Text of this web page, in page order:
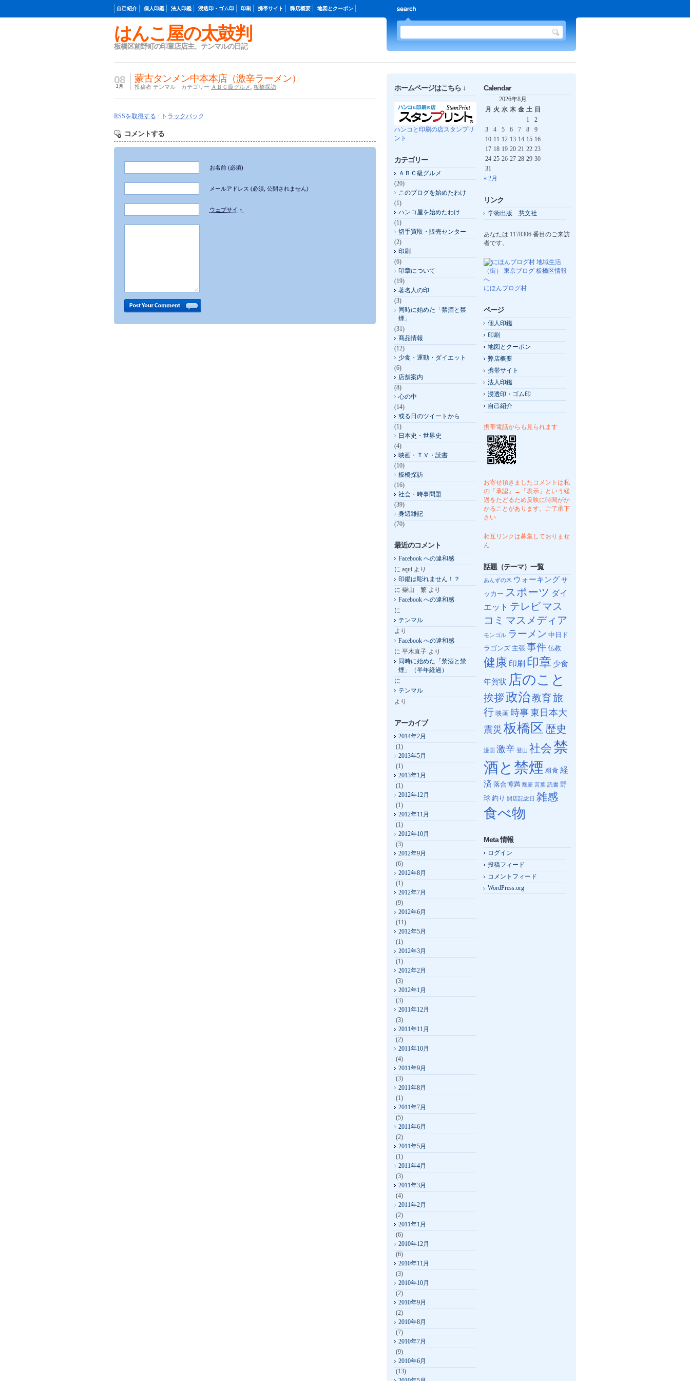
はんこ屋の太鼓判
板橋区前野町の印章店店主、テンマルの日記
自己紹介 個人印鑑 法人印鑑 浸透印・ゴム印 印刷 携帯サイト 弊店概要 地図とクーポン
蒙古タンメン中本本店（激辛ラーメン）
08
2月 投稿者 テンマル カテゴリー ＡＢＣ級グルメ 板橋探訪
RSSを取得する · トラックバック
コメントする
お名前 (必須)
メールアドレス (必須, 公開されません)
ウェブサイト
ホームページはこちら ↓
ハンコと印刷の店スタンプリ
ント
カテゴリー
ＡＢＣ級グルメ
(20)
このブログを始めたわけ
(1)
ハンコ屋を始めたわけ
(1)
切手買取・販売センター
(2)
印刷
(6)
印章について
(19)
著名人の印
(3)
同時に始めた「禁酒と禁
煙」
(31)
商品情報
(12)
少食・運動・ダイエット
(6)
店舗案内
(8)
心の中
(14)
或る日のツイートから
(1)
日本史・世界史
(4)
映画・ＴＶ・読書
(10)
板橋探訪
(16)
社会・時事問題
(39)
身辺雑記
(70)
最近のコメント
Facebook への違和感
に aqui より
印鑑は彫れません！？
に 柴山 繁 より
Facebook への違和感
に
テンマル
より
Facebook への違和感
に 平木直子 より
同時に始めた「禁酒と禁
煙」（半年経過）
に
テンマル
より
アーカイブ
2014年2月
(1)
2013年5月
(1)
2013年1月
(1)
2012年12月
(1)
2012年11月
(1)
2012年10月
(3)
2012年9月
(6)
2012年8月
(1)
2012年7月
(9)
2012年6月
(11)
2012年5月
(1)
2012年3月
(1)
2012年2月
(3)
2012年1月
(3)
2011年12月
(3)
2011年11月
(2)
2011年10月
(4)
2011年9月
(3)
2011年8月
(1)
2011年7月
(5)
2011年6月
(2)
2011年5月
(1)
2011年4月
(3)
2011年3月
(4)
2011年2月
(2)
2011年1月
(6)
2010年12月
(6)
2010年11月
(3)
2010年10月
(2)
2010年9月
(2)
2010年8月
(7)
2010年7月
(9)
2010年6月
(13)
Calendar
2026年8月
月 火 水 木 金 土 日
1
2
3
4 5 6 7 8
9
10 11 12 13 14 15 16
17 18 19 20 21 22 23
24 25 26 27 28 29 30
31
« 2月
リンク
学術出版 慧文社
あなたは 1178306 番目のご来訪
者です。
にほんブログ村
ページ
個人印鑑
印刷
地図とクーポン
弊店概要
携帯サイト
法人印鑑
浸透印・ゴム印
自己紹介
携帯電話からも見られます
お寄せ頂きましたコメントは私
の「承認」→「表示」という経
過をたどるため反映に時間がか
かることがあります。ご了承下
さい
相互リンクは募集しておりませ
ん
話題（テーマ）一覧
あんずの木 ウォーキング サ
ッカー スポーツ ダイ
エット テレビマス
コミ マスメディア
モンゴル ラーメン 中日ド
ラゴンズ 主張 事件 仏教
健康 印刷 印章 少食
年賀状 店のこと
挨拶政治教育旅
行 映画 時事東日本大
震災 板橋区 歴史
漫画 激辛 登山 社会 禁
酒と禁煙 粗食 経
済 落合博満 蕎麦 言葉 読書 野
球 釣り 開店記念日 雑感
食べ物
Meta 情報
ログイン
投稿フィード
コメントフィード
WordPress.org